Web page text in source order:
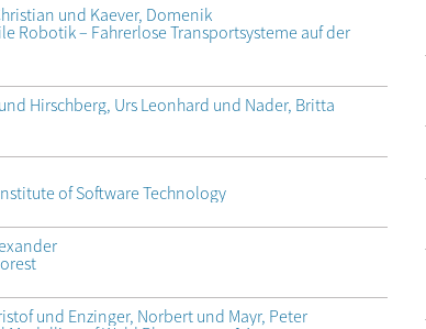
und Kaever, Domenik
Robotik – Fahrerlose Transportsysteme auf der
Hirschberg, Urs Leonhard und Nader, Britta
of Software Technology
und Enzinger, Norbert und Mayr, Peter